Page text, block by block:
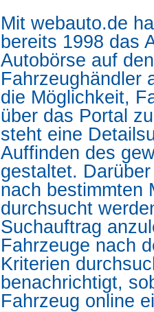
Mit webauto.de
bereits 1998 das
Autobörse auf
Fahrzeughändler
die Möglichkeit,
über das Portal
steht eine
Auffinden des
gestaltet.
nach bestimmten
durchsucht
Suchauftrag
Fahrzeuge nach
Kriterien
benachrichtigt,
Fahrzeug online